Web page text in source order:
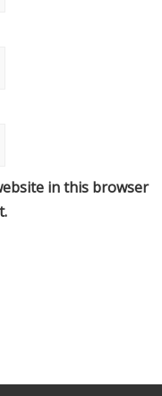
in this browser